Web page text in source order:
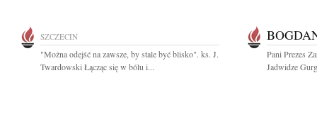
SZCZECIN
"Można odejść na zawsze, by stale być blisko". ks. J.
Twardowski Łącząc się w bólu i...
Pani Prezes
Jadwidze